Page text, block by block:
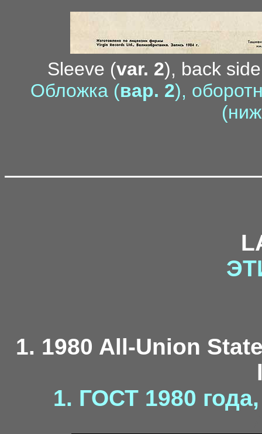
Sleeve (var. 2), back
Обложка (вар. 2),
1. 1980 All-Union
1. ГОСТ 1980